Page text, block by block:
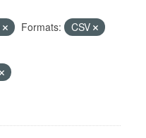
Formats:
CSV